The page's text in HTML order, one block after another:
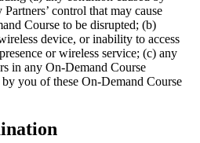
control that may cause
Course to be disrupted; (b)
device, or inability to access
or wireless service; (c) any
in any On-Demand Course
you of these On-Demand Course